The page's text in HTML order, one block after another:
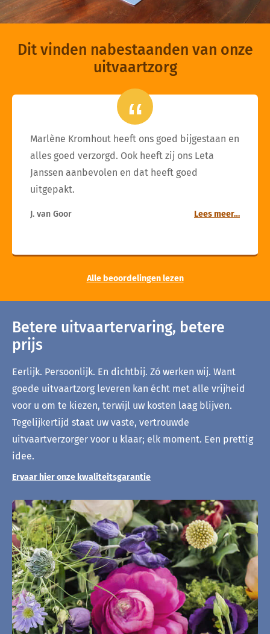
Dit vinden nabestaanden van onze
uitvaartzorg
Marlène Kromhout heeft ons goed bijgestaan en
alles goed verzorgd. Ook heeft zij ons Leta
Janssen aanbevolen en dat heeft goed
uitgepakt.
J. van Goor Lees meer…
Alle beoordelingen lezen
Betere uitvaartervaring, betere
prijs
Eerlijk. Persoonlijk. En dichtbij. Zó werken wij. Want
goede uitvaartzorg leveren kan écht met alle vrijheid
voor u om te kiezen, terwijl uw kosten laag blijven.
Tegelijkertijd staat uw vaste, vertrouwde
uitvaartverzorger voor u klaar; elk moment. Een prettig
idee.
Ervaar hier onze kwaliteitsgarantie